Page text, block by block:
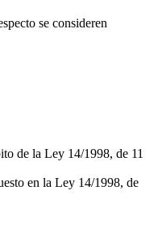
se consideren
de la Ley 14/1998, de 11
en la Ley 14/1998, de